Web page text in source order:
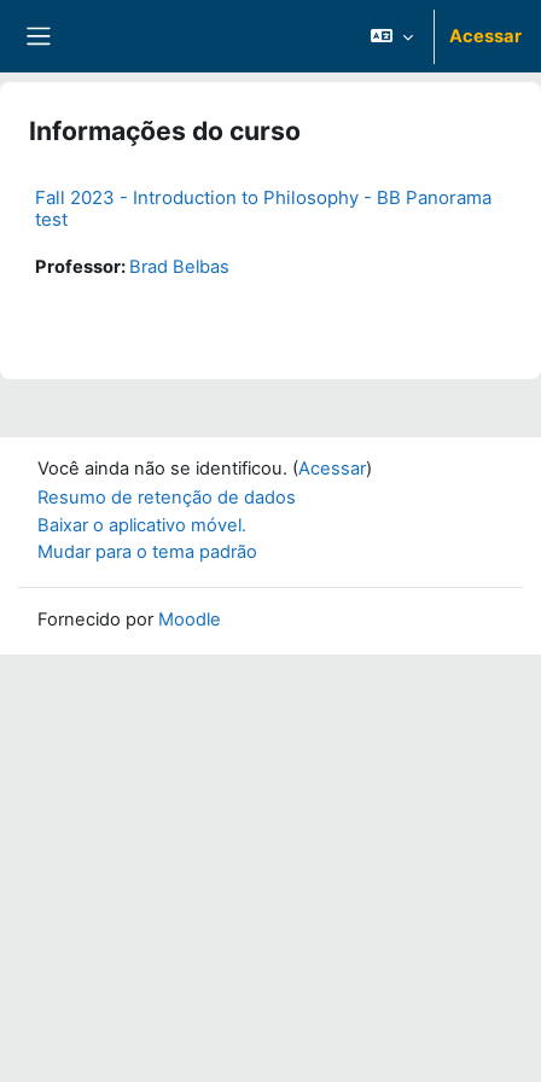
Acessar
Informações do curso
Fall 2023 - Introduction to Philosophy - BB Panorama
test
Professor: Brad Belbas
Você ainda não se identificou. (Acessar)
Resumo de retenção de dados
Baixar o aplicativo móvel.
Mudar para o tema padrão
Fornecido por Moodle